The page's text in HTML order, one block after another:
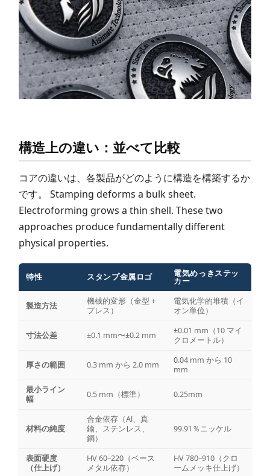
構造上の違い：並べて比較
コアの違いは、各製品がどのように構造を構築するか
です。 Stamping deforms a bulk sheet.
Electroforming grows a thin shell. These two
approaches produce fundamentally different
physical properties.
特性 スタンプ金属ロゴ 電気めっきステッ
カー
製造方法
機械的変形（金型 +
プレス）
電気化学的堆積（イ
オン単位）
寸法公差 ±0.1 mm〜±0.2 mm
±0.01 mm（10 マイ
クロメートル）
厚さの範囲 0.3 mm から 2.0 mm
0.04 mm から 10
mm
最小ライン
幅
0.5 mm（標準） 0.25mm
材料の純度
合金依存（Al、真
鍮、ステンレス、
鋼）
99.91％ニッケル
表面硬度
（仕上げ）
HV 60–220（ベース
メタル依存）
HV 780–910（クロ
ームメッキ仕上げ）